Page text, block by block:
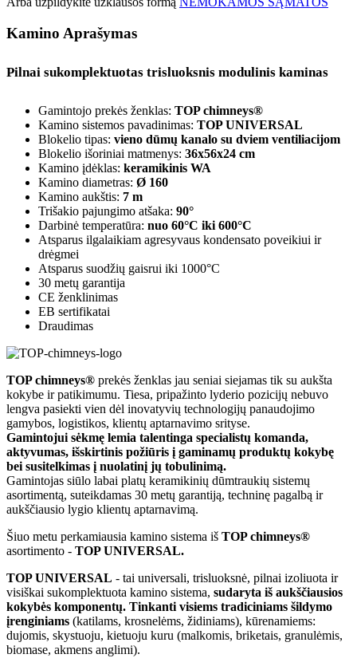
Kamino Aprašymas
Pilnai sukomplektuotas trisluoksnis modulinis kaminas
Gamintojo prekės ženklas: TOP chimneys®
Kamino sistemos pavadinimas: TOP UNIVERSAL
Blokelio tipas: vieno dūmų kanalo su dviem ventiliacijom
Blokelio išoriniai matmenys: 36x56x24 cm
Kamino įdėklas: keramikinis WA
Kamino diametras: Ø 160
Kamino aukštis: 7 m
Trišakio pajungimo atšaka: 90°
Darbinė temperatūra: nuo 60°C iki 600°C
Atsparus ilgalaikiam agresyvaus kondensato poveikiui ir
drėgmei
Atsparus suodžių gaisrui iki 1000°C
30 metų garantija
CE ženklinimas
EB sertifikatai
Draudimas
TOP chimneys® prekės ženklas jau seniai siejamas tik su aukšta
kokybe ir patikimumu. Tiesa, pripažinto lyderio pozicijų nebuvo
lengva pasiekti vien dėl inovatyvių technologijų panaudojimo
gamybos, logistikos, klientų aptarnavimo srityse.
Gamintojui sėkmę lemia talentinga specialistų komanda,
aktyvumas, išskirtinis požiūris į gaminamų produktų kokybę
bei susitelkimas į nuolatinį jų tobulinimą.
Gamintojas siūlo labai platų keramikinių dūmtraukių sistemų
asortimentą, suteikdamas 30 metų garantiją, techninę pagalbą ir
aukščiausio lygio klientų aptarnavimą.
Šiuo metu perkamiausia kamino sistema iš TOP chimneys®
asortimento - TOP UNIVERSAL.
TOP UNIVERSAL - tai universali, trisluoksnė, pilnai izoliuota ir
visiškai sukomplektuota kamino sistema, sudaryta iš aukščiausios
kokybės komponentų. Tinkanti visiems tradiciniams šildymo
įrenginiams (katilams, krosnelėms, židiniams), kūrenamiems:
dujomis, skystuoju, kietuoju kuru (malkomis, briketais, granulėmis,
biomase, akmens anglimi).